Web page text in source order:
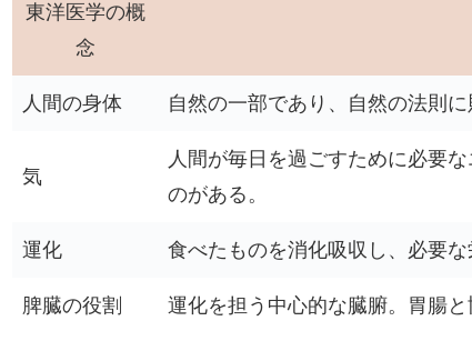
東洋医学の概
念
人間の身体 自然の一部であり、自然の法則
気
人間が毎日を過ごすために必要
のがある。
運化 食べたものを消化吸収し、必要
脾臓の役割 運化を担う中心的な臓腑。胃腸